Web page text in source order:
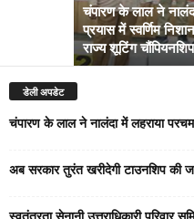
चंपारण के लाल ने
प्रयास में स्वर्णिम
राज्य शूटिंग
डेली अपडेट
चंपारण के लाल ने नालंदा में लहराया
अब सरकार तुरंत खरीदेगी टाउनशिप की
स्वतंत्रता सेनानी उत्तराधिकारी परिवार